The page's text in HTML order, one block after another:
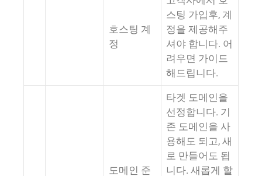
호스팅 계
정
스팅 가입후, 계
정을 제공해주
셔야 합니다. 어
려우면 가이드
해드립니다.
도메인 준
타겟 도메인을
선정합니다. 기
존 도메인을 사
용해도 되고, 새
로 만들어도 됩
니다. 새롭게 할